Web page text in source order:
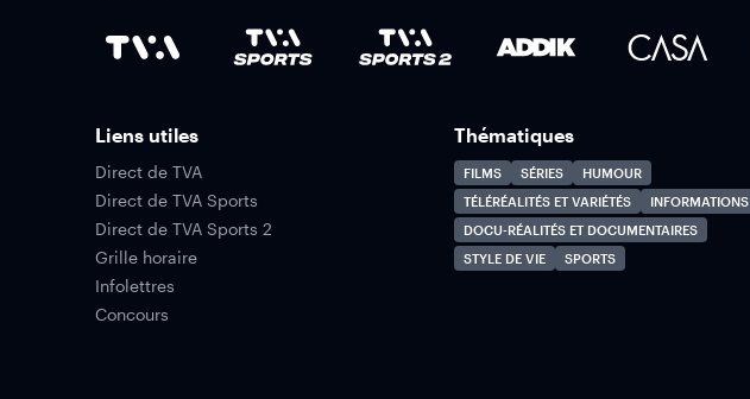
Liens utiles
Direct de TVA
Direct de TVA Sports
Direct de TVA Sports 2
Grille horaire
Infolettres
Concours
Thématiques
FILMS SÉRIES
HUMOUR
TÉLÉRÉALITÉS ET VARIÉTÉS
INFORMATIONS
DOCU-RÉALITÉS ET DOCUMENTAIRES
STYLE DE VIE
SPORTS